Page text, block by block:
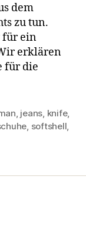
dem
zu tun.
für ein
erklären
für die
jeans knife,
softshell